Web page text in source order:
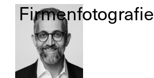
Firmenfotografie